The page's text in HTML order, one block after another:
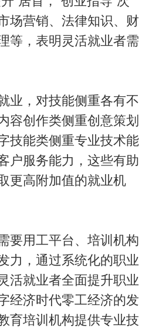
场营销、法律知识、财
等，表明灵活就业者需
业，对技能侧重各有不
容创作类侧重创意策划
技能类侧重专业技术能
户服务能力，这些有助
更高附加值的就业机
要用工平台、培训机构
力，通过系统化的职业
活就业者全面提升职业
经济时代零工经济的发
育培训机构提供专业技